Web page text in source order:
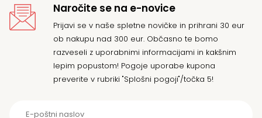
Naročite se na e-novice
Prijavi se v naše spletne novičke in prihrani 30 eur
ob nakupu nad 300 eur. Občasno te bomo
razveseli z uporabnimi informacijami in kakšnim
lepim popustom! Pogoje uporabe kupona
preverite v rubriki "Splošni pogoji"/točka 5!